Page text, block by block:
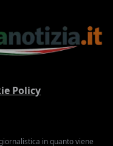
Policy
in quanto viene